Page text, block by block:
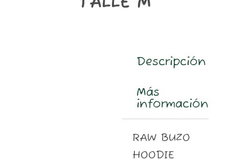
Descripción
Más
información
RAW BUZO
HOODIE